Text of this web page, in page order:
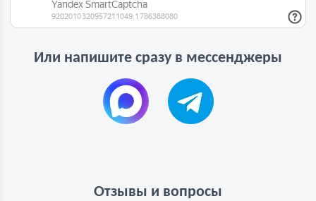
Или напишите сразу в мессенджеры
Отзывы и вопросы